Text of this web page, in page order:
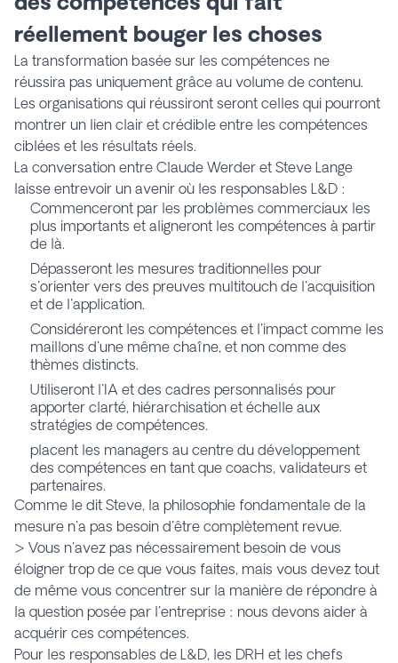
réellement bouger les choses
La transformation basée sur les compétences ne
réussira pas uniquement grâce au volume de contenu.
Les organisations qui réussiront seront celles qui pourront
montrer un lien clair et crédible entre les compétences
ciblées et les résultats réels.
La conversation entre Claude Werder et Steve Lange
laisse entrevoir un avenir où les responsables L&D :
Commenceront par les problèmes commerciaux les
plus importants et aligneront les compétences à partir
de là.
Dépasseront les mesures traditionnelles pour
s'orienter vers des preuves multitouch de l'acquisition
et de l'application.
Considéreront les compétences et l'impact comme les
maillons d'une même chaîne, et non comme des
thèmes distincts.
Utiliseront l'IA et des cadres personnalisés pour
apporter clarté, hiérarchisation et échelle aux
stratégies de compétences.
placent les managers au centre du développement
des compétences en tant que coachs, validateurs et
partenaires.
Comme le dit Steve, la philosophie fondamentale de la
mesure n'a pas besoin d'être complètement revue.
> Vous n'avez pas nécessairement besoin de vous
éloigner trop de ce que vous faites, mais vous devez tout
de même vous concentrer sur la manière de répondre à
la question posée par l'entreprise : nous devons aider à
acquérir ces compétences.
Pour les responsables de L&D, les DRH et les chefs